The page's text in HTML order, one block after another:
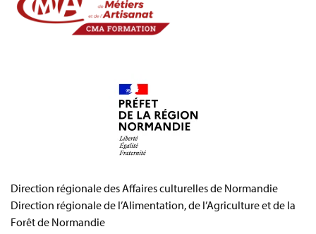
Direction régionale des Affaires culturelles de Normandie
Direction régionale de l’Alimentation, de l’Agriculture et de la
Forêt de Normandie